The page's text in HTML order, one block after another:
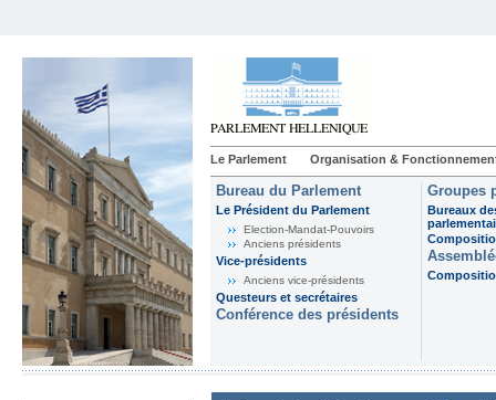
Le Parlement Organisation &
Bureau du Parlement
Le Président du Parlement
Election-Mandat-Pouvoirs
Anciens présidents
Vice-présidents
Anciens vice-présidents
Questeurs et secrétaires
Conférence des présidents
Groupes
Bureaux